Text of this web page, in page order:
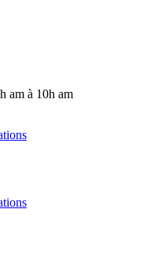
am à 10h am